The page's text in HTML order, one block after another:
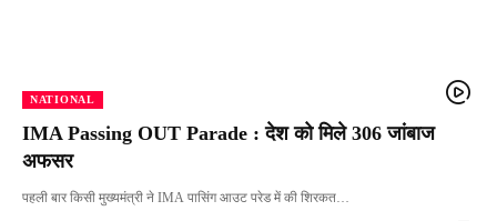
NATIONAL
IMA Passing OUT Parade : देश को मिले 306 जांबाज
अफसर
पहली बार किसी मुख्यमंत्री ने IMA पासिंग आउट परेड में की शिरकत…